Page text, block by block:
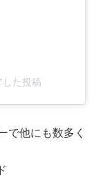
た投稿
で他にも数多く